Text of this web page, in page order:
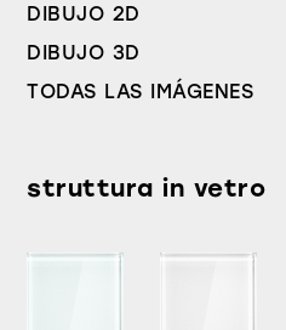
DIBUJO 2D
DIBUJO 3D
TODAS LAS IMÁGENES
struttura in vetro